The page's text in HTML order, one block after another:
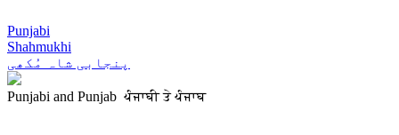
Punjabi
Shahmukhi
پنجابی شاہ مُکھی
Punjabi and Punjab ਪੰਜਾਬੀ ਤੇ ਪੰਜਾਬ